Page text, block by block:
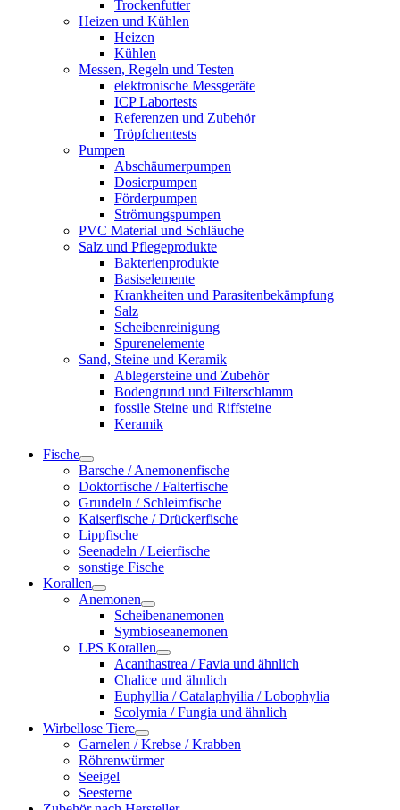
Trockenfutter
Heizen und Kühlen
Heizen
Kühlen
Messen, Regeln und Testen
elektronische Messgeräte
ICP Labortests
Referenzen und Zubehör
Tröpfchentests
Pumpen
Abschäumerpumpen
Dosierpumpen
Förderpumpen
Strömungspumpen
PVC Material und Schläuche
Salz und Pflegeprodukte
Bakterienprodukte
Basiselemente
Krankheiten und Parasitenbekämpfung
Salz
Scheibenreinigung
Spurenelemente
Sand, Steine und Keramik
Ablegersteine und Zubehör
Bodengrund und Filterschlamm
fossile Steine und Riffsteine
Keramik
Fische
Barsche / Anemonenfische
Doktorfische / Falterfische
Grundeln / Schleimfische
Kaiserfische / Drückerfische
Lippfische
Seenadeln / Leierfische
sonstige Fische
Korallen
Anemonen
Scheibenanemonen
Symbioseanemonen
LPS Korallen
Acanthastrea / Favia und ähnlich
Chalice und ähnlich
Euphyllia / Catalaphyilia / Lobophylia
Scolymia / Fungia und ähnlich
Wirbellose Tiere
Garnelen / Krebse / Krabben
Röhrenwürmer
Seeigel
Seesterne